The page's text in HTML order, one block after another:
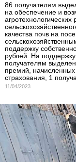
86 получателям
на обеспечение и
агротехнологических
качества почв на
поддержку
рублей. На
получателям
премий, начисленных
страхования, 1
11/04/2023